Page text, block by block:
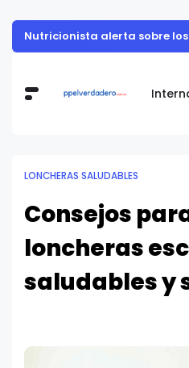
LONCHERAS SALUDABLES
Consejos
loncheras
saludables y